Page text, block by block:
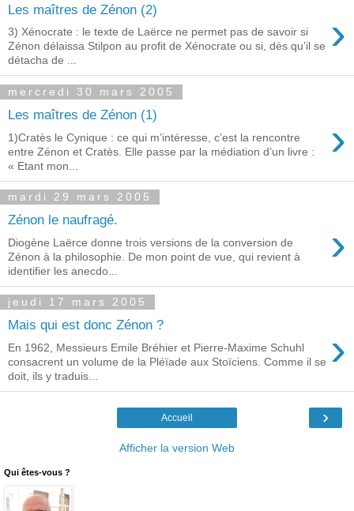
Les maîtres de Zénon (2) ›
3) Xénocrate : le texte de Laërce ne permet pas de savoir si
Zénon délaissa Stilpon au profit de Xénocrate ou si, dès qu’il se
détacha de ...
mercredi 30 mars 2005
Les maîtres de Zénon (1) ›
1)Cratès le Cynique : ce qui m’intéresse, c’est la rencontre
entre Zénon et Cratès. Elle passe par la médiation d’un livre :
« Etant mon...
mardi 29 mars 2005
Zénon le naufragé. ›
Diogène Laërce donne trois versions de la conversion de
Zénon à la philosophie. De mon point de vue, qui revient à
identifier les anecdo...
jeudi 17 mars 2005
Mais qui est donc Zénon ? ›
En 1962, Messieurs Emile Bréhier et Pierre-Maxime Schuhl
consacrent un volume de la Pléïade aux Stoïciens. Comme il se
doit, ils y traduis...
›
Accueil
Afficher la version Web
Qui êtes-vous ?